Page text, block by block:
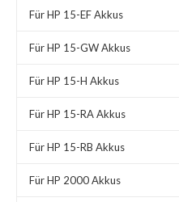
Für HP 15-EF Akkus
Für HP 15-GW Akkus
Für HP 15-H Akkus
Für HP 15-RA Akkus
Für HP 15-RB Akkus
Für HP 2000 Akkus